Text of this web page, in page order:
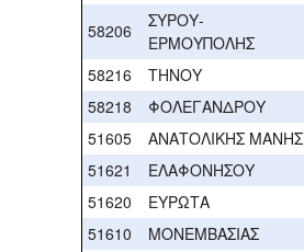
58206
ΣΥΡΟΥ-
ΕΡΜΟΥΠΟΛΗΣ
58216
ΤΗΝΟΥ
58218
ΦΟΛΕΓΑΝΔΡΟΥ
51605
ΑΝΑΤΟΛΙΚΗΣ ΜΑΝΗΣ
51621
ΕΛΑΦΟΝΗΣΟΥ
51620
ΕΥΡΩΤΑ
51610
ΜΟΝΕΜΒΑΣΙΑΣ